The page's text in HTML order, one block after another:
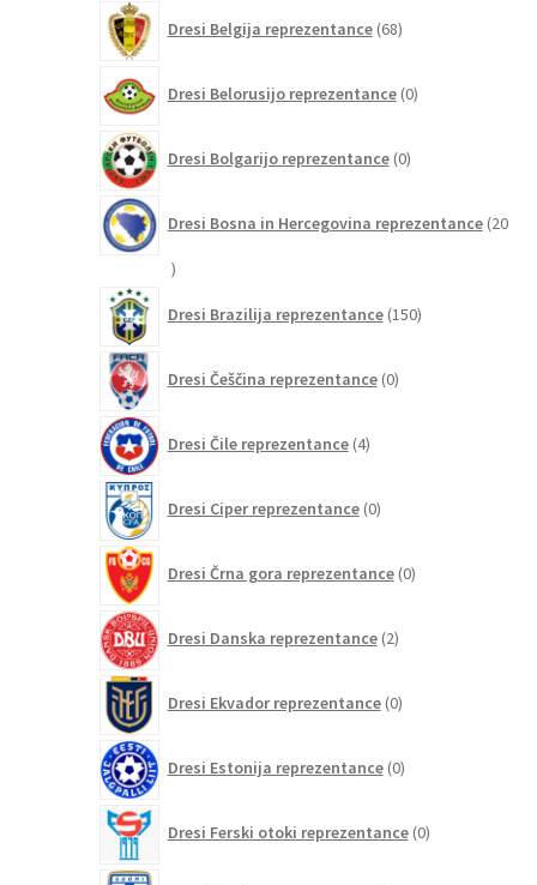
Dresi Belgija reprezentance 68izdelkov
Dresi Belorusijo reprezentance 0izdelkov
Dresi Bolgarijo reprezentance 0izdelkov
Dresi Bosna in Hercegovina reprezentance 20
20
Dresi Brazilija reprezentance 150izdelkov
Dresi Češčina reprezentance 0izdelkov
Dresi Čile reprezentance 4izdelki
Dresi Ciper reprezentance 0izdelkov
Dresi Črna gora reprezentance 0izdelkov
Dresi Danska reprezentance 2izdelka
Dresi Ekvador reprezentance 0izdelkov
Dresi Estonija reprezentance 0izdelkov
Dresi Ferski otoki reprezentance 0izdelkov